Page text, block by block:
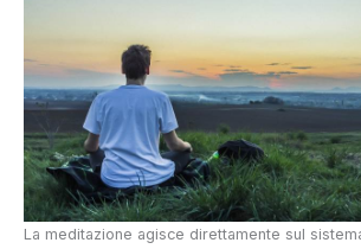
La meditazione agisce direttamente sul